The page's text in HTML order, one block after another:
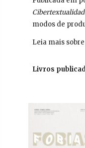
modos de
Leia mais
Livros